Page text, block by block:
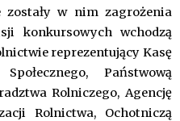
w nim zagrożenia
konkursowych wchodzą
reprezentujący Kasę
Państwową
Rolniczego, Agencję
Rolnictwa, Ochotniczą